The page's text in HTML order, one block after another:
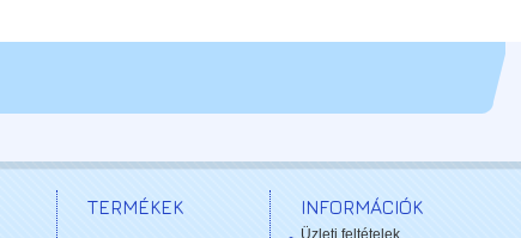
TERMÉKEK INFORMÁCIÓK
Üzleti feltételek